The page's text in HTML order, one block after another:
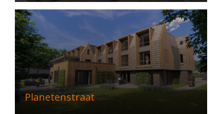
Planetenstraat